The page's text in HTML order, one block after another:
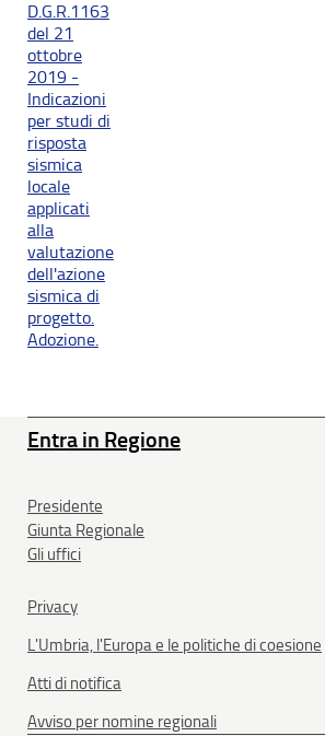
D.G.R.1163
del 21
ottobre
2019 -
Indicazioni
per studi di
risposta
sismica
locale
applicati
alla
valutazione
dell'azione
sismica di
progetto.
Adozione.
Entra in Regione
Presidente
Giunta Regionale
Gli uffici
Privacy
L'Umbria, l'Europa e le politiche di coesione
Atti di notifica
Avviso per nomine regionali